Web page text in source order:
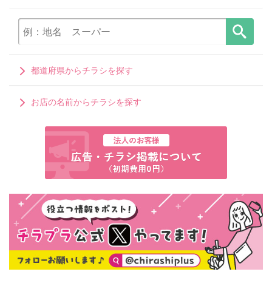
都道府県からチラシを探す
お店の名前からチラシを探す